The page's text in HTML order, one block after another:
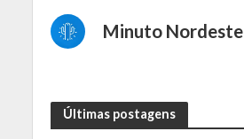
Minuto Nordeste
Últimas postagens